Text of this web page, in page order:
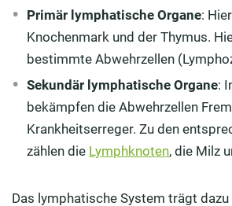
Primär lymphatische Organe:
Knochenmark und der Thymus.
bestimmte Abwehrzellen
Sekundär lymphatische Organe:
bekämpfen die Abwehrzellen
Krankheitserreger. Zu den
zählen die Lymphknoten, die Milz
Das lymphatische System trägt dazu